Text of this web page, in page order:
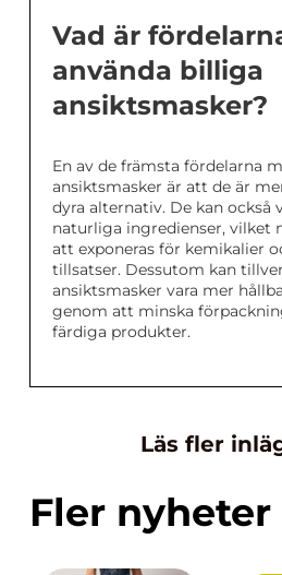
Vad är
använda billiga
ansiktsmasker?
En av de främsta fördelarna
ansiktsmasker är att de är
dyra alternativ. De kan också
naturliga ingredienser, vilket
att exponeras för kemikalier
tillsatser. Dessutom kan
ansiktsmasker vara mer
genom att minska
färdiga produkter.
Läs fler
Fler nyheter